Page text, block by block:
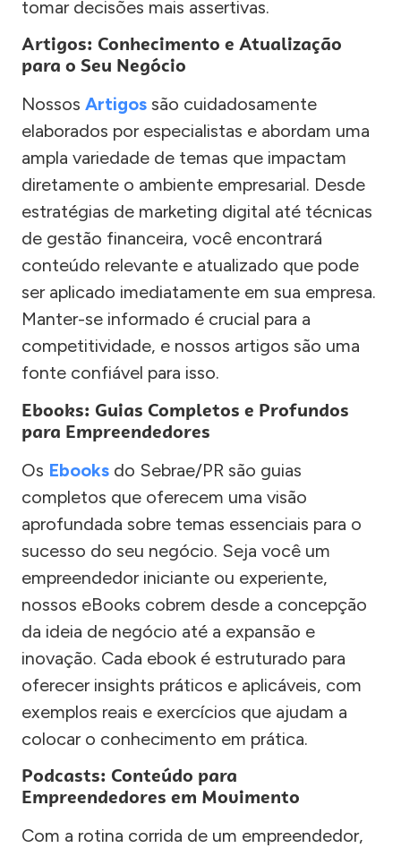
tomar decisões mais assertivas.
Artigos: Conhecimento e Atualização
para o Seu Negócio
Nossos Artigos são cuidadosamente
elaborados por especialistas e abordam uma
ampla variedade de temas que impactam
diretamente o ambiente empresarial. Desde
estratégias de marketing digital até técnicas
de gestão financeira, você encontrará
conteúdo relevante e atualizado que pode
ser aplicado imediatamente em sua empresa.
Manter-se informado é crucial para a
competitividade, e nossos artigos são uma
fonte confiável para isso.
Ebooks: Guias Completos e Profundos
para Empreendedores
Os Ebooks do Sebrae/PR são guias
completos que oferecem uma visão
aprofundada sobre temas essenciais para o
sucesso do seu negócio. Seja você um
empreendedor iniciante ou experiente,
nossos eBooks cobrem desde a concepção
da ideia de negócio até a expansão e
inovação. Cada ebook é estruturado para
oferecer insights práticos e aplicáveis, com
exemplos reais e exercícios que ajudam a
colocar o conhecimento em prática.
Podcasts: Conteúdo para
Empreendedores em Movimento
Com a rotina corrida de um empreendedor,